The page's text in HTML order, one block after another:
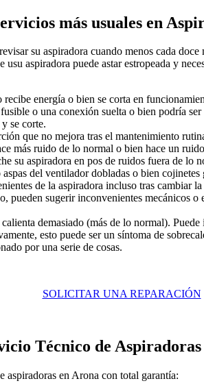
más usuales en
su aspiradora cuando menos cada doce
usu aspiradora puede astar estropeada y
recibe energía o bien se corta en
o una conexión suelta o bien podría ser
se corte.
que no mejora tras el mantenimiento
más ruido de lo normal o bien hace un
su aspiradora en pos de ruidos fuera de lo
del ventilador dobladas o bien cojinetes
de la aspiradora incluso tras cambiar
pueden sugerir inconvenientes mecánicos o
demasiado (más de lo normal).
esto puede ser un síntoma de
por una serie de cosas.
SOLICITAR UNA REPARACIÓN
Técnico de
aspiradoras en Arona con total garantía: